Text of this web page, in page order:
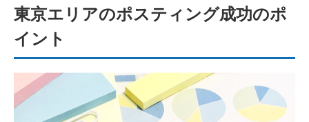
東京エリアのポスティング成功のポ
イント